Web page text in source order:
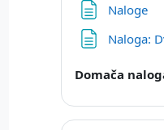
Naloge
Naloga:
Domača